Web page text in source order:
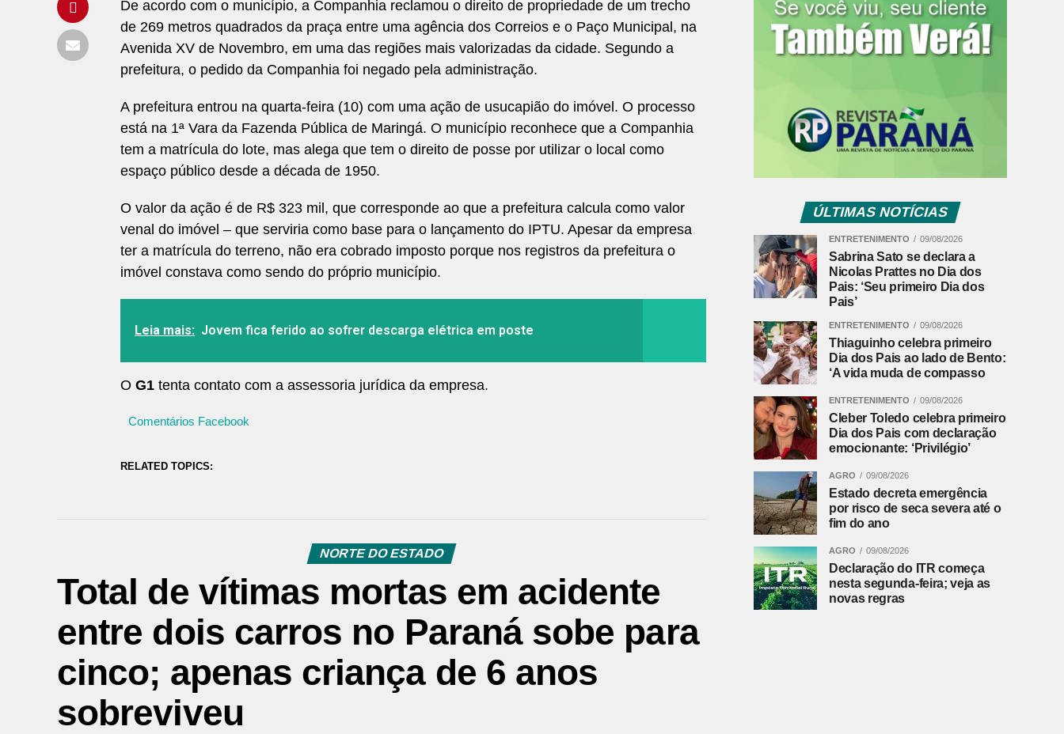
De acordo com o município, a Companhia reclamou o direito de propriedade de um trecho
de 269 metros quadrados da praça entre uma agência dos Correios e o Paço Municipal, na
Avenida XV de Novembro, em uma das regiões mais valorizadas da cidade. Segundo a
prefeitura, o pedido da Companhia foi negado pela administração.
A prefeitura entrou na quarta-feira (10) com uma ação de usucapião do imóvel. O processo
está na 1ª Vara da Fazenda Pública de Maringá. O município reconhece que a Companhia
tem a matrícula do lote, mas alega que tem o direito de posse por utilizar o local como
espaço público desde a década de 1950.
O valor da ação é de R$ 323 mil, que corresponde ao que a prefeitura calcula como valor
venal do imóvel – que serviria como base para o lançamento do IPTU. Apesar da empresa
ter a matrícula do terreno, não era cobrado imposto porque nos registros da prefeitura o
imóvel constava como sendo do próprio município.
Leia mais: Jovem fica ferido ao sofrer descarga elétrica em poste
O G1 tenta contato com a assessoria jurídica da empresa.
Comentários Facebook
RELATED TOPICS:
NORTE DO ESTADO
Total de vítimas mortas em acidente
entre dois carros no Paraná sobe para
cinco; apenas criança de 6 anos
sobreviveu
ÚLTIMAS NOTÍCIAS
ENTRETENIMENTO 09/08/2026
Sabrina Sato se declara a
Nicolas Prattes no Dia dos
Pais: ‘Seu primeiro Dia dos
Pais’
ENTRETENIMENTO 09/08/2026
Thiaguinho celebra primeiro
Dia dos Pais ao lado de Bento:
‘A vida muda de compasso
ENTRETENIMENTO 09/08/2026
Cleber Toledo celebra primeiro
Dia dos Pais com declaração
emocionante: ‘Privilégio’
AGRO 09/08/2026
Estado decreta emergência
por risco de seca severa até o
fim do ano
AGRO 09/08/2026
Declaração do ITR começa
nesta segunda-feira; veja as
novas regras